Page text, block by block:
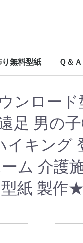
無料型紙 Ｑ＆Ａ
ンロード
足 男の
イキング
ム 介護
紙 製作★